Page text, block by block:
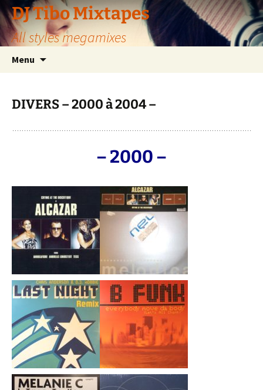
Aller
au
contenu
DJ Tibo Mixtapes
All styles megamixes
Menu
DIVERS – 2000 à 2004 –
– 2000 –